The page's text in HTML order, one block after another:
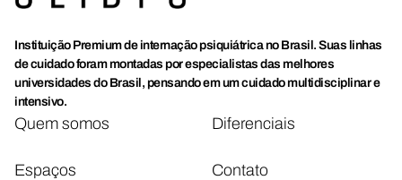
Instituição Premium de internação psiquiátrica no Brasil. Suas linhas
de cuidado foram montadas por especialistas das melhores
universidades do Brasil, pensando em um cuidado multidisciplinar e
intensivo.
Quem somos Diferenciais
Espaços Contato